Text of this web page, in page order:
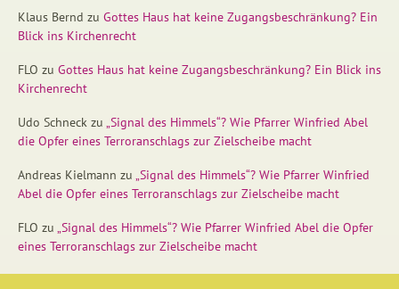
Klaus Bernd zu Gottes Haus hat keine Zugangsbeschränkung? Ein
Blick ins Kirchenrecht
FLO zu Gottes Haus hat keine Zugangsbeschränkung? Ein Blick ins
Kirchenrecht
Udo Schneck zu „Signal des Himmels“? Wie Pfarrer Winfried Abel
die Opfer eines Terroranschlags zur Zielscheibe macht
Andreas Kielmann zu „Signal des Himmels“? Wie Pfarrer Winfried
Abel die Opfer eines Terroranschlags zur Zielscheibe macht
FLO zu „Signal des Himmels“? Wie Pfarrer Winfried Abel die Opfer
eines Terroranschlags zur Zielscheibe macht